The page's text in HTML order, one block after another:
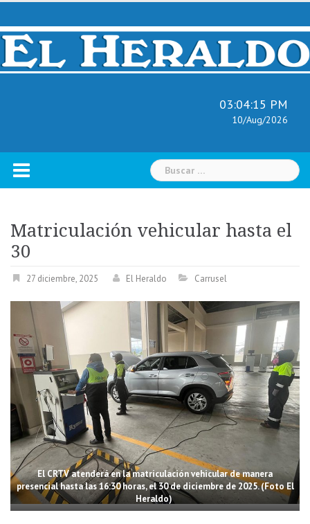
Skip
content
03:04:16 PM
10/Aug/2026
Buscar:
Matriculación vehicular hasta el
30
27 diciembre, 2025 El Heraldo Carrusel
El CRTV atenderá en la matriculación vehicular de manera
presencial hasta las 16:30 horas, el 30 de diciembre de 2025. (Foto El
Heraldo)